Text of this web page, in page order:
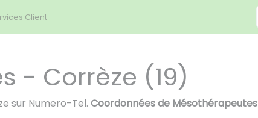
Client
- Corrèze (19)
sur Numero-Tel. Coordonnées de Mésothérapeutes